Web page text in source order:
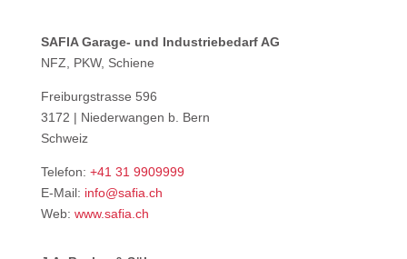
SAFIA Garage- und Industriebedarf AG
NFZ, PKW, Schiene
Freiburgstrasse 596
3172 | Niederwangen b. Bern
Schweiz
Telefon: +41 31 9909999
E-Mail: info@safia.ch
Web: www.safia.ch